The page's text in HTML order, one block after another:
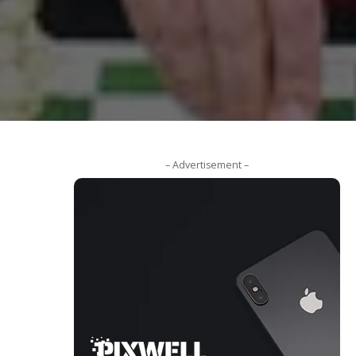
– Advertisement –